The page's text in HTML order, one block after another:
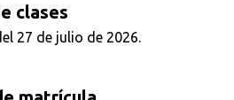
clases
27 de julio de 2026.